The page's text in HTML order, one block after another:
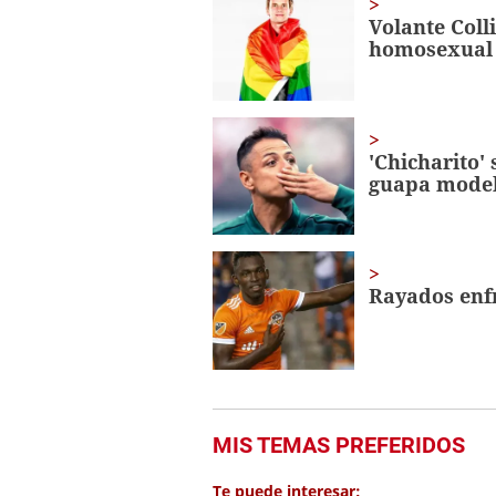
secondsVolume
Volante
homosexual
'Chicharito'
guapa
Rayados
MIS TEMAS PREFERIDOS
Te puede interesar: